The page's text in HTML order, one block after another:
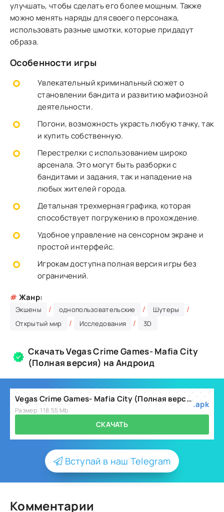
улучшать, чтобы сделать его более мощным. Также
можно менять наряды для своего персонажа,
использовать разные шмотки, которые придадут
образа.
Особенности игры
Увлекательный криминальный сюжет о
становлении бандита и развитию мафиозной
деятельности.
Погони, возможность украсть любую тачку, так
и купить собственную.
Перестрелки с использованием широко
арсенала. Это могут быть разборки с
бандитами и задания, так и нападение на
любых жителей города.
Детальная трехмерная графика, которая
способствует погружению в прохождение.
Удобное управление на сенсорном экране и
простой интерфейс.
Игрокам доступна полная версия игры без
ограничений.
# Жанр:
Экшены / однопользовательские / Шутеры /
Открытый мир / Исследования / 3D
Скачать Vegas Crime Games- Mafia City
(Полная версия) на Андроид
Vegas Crime Games- Mafia City (Полная версия) v1.1
Размер: 118.55 Mb
.apk
СКАЧАТЬ
Вступай в наш Telegram
Комментарии